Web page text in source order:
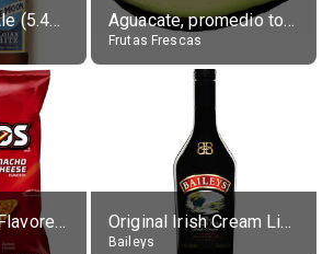
Belgian White Ale (5.4% alc.) Aguacate, promedio todos variedades, crudo
Frutas Frescas
Nacho Cheese Flavored Tortilla Chips Original Irish Cream Liqueur (17% alc.)
Baileys